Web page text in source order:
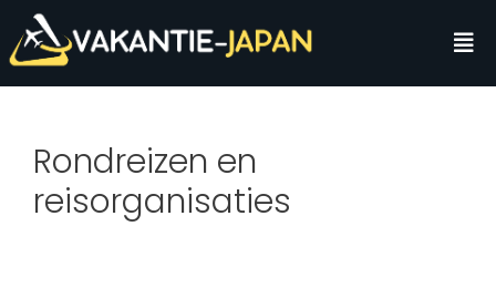
Rondreizen en
reisorganisaties